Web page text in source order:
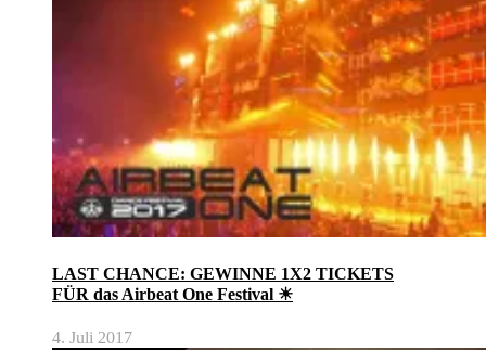
LAST CHANCE: GEWINNE 1X2 TICKETS
FÜR das Airbeat One Festival ☀
4. Juli 2017